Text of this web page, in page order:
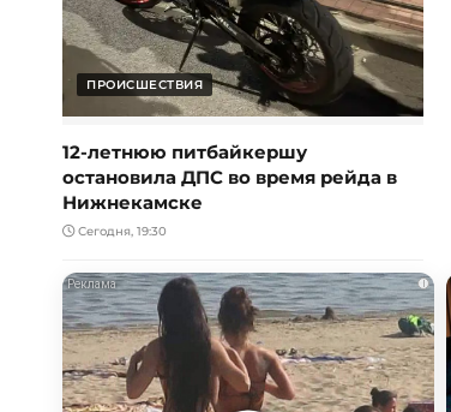
ПРОИСШЕСТВИЯ
12-летнюю питбайкершу
остановила ДПС во время рейда в
Нижнекамске
Сегодня, 19:30
i